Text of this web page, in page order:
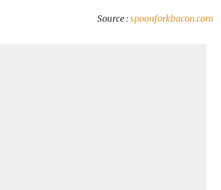
Source :spoonforkbacon.com